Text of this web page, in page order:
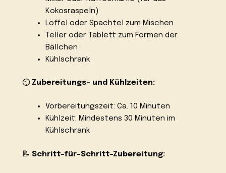
Kokosraspeln)
Löffel oder Spachtel zum Mischen
Teller oder Tablett zum Formen der
Bällchen
Kühlschrank
⏲️ Zubereitungs- und Kühlzeiten:
Vorbereitungszeit: Ca. 10 Minuten
Kühlzeit: Mindestens 30 Minuten im
Kühlschrank
📝 Schritt-für-Schritt-Zubereitung: